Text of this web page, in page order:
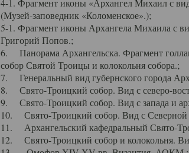
4-1. Фрагмент иконы «Архангел Михаил с
(Музей-заповедник «Коломенское».);
5-1. Фрагмент иконы Архангела Михаила с
Григорий Попов.;
6. Панорама Архангельска. Фрагмент
собор Святой Троицы и колокольня собора.;
7. Генеральный вид губернского города
8. Свято-Троицкий собор. Вид с северо-
9. Свято-Троицкий собор. Вид с запада и
10. Свято-Троицкий собор. Вид с
11. Архангельский кафедральный Свято-
12. Свято-Троицкий собор и колокольня.